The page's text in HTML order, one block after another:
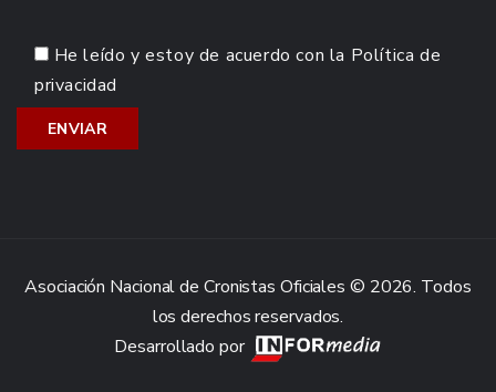
He leído y estoy de acuerdo con la Política de
privacidad
Asociación Nacional de Cronistas Oficiales © 2026. Todos
los derechos reservados.
Desarrollado por